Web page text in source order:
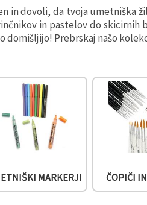
in dovoli, da tvoja umetniška
in pastelov do
domišljijo! Prebrskaj našo
MARKERJI ČOPIČI